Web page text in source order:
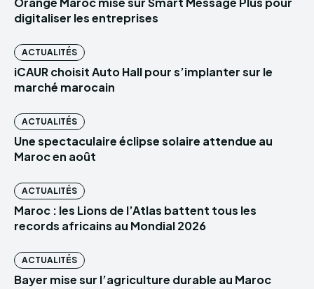
digitaliser les entreprises
ACTUALITÉS
iCAUR choisit Auto Hall pour s’implanter sur le
marché marocain
ACTUALITÉS
Une spectaculaire éclipse solaire attendue au
Maroc en août
ACTUALITÉS
Maroc : les Lions de l’Atlas battent tous les
records africains au Mondial 2026
ACTUALITÉS
Bayer mise sur l’agriculture durable au Maroc